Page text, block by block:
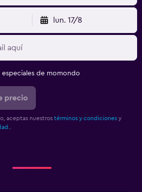
lun. 17/8
especiales de momondo
precio
aceptas nuestros términos y condiciones y